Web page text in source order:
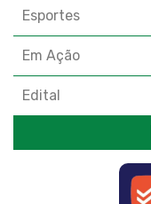
Esportes
Em Ação
Edital